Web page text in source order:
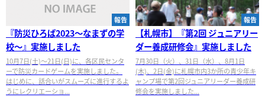
報告
『防災ひろば2023～なまずの学
校～』実施しました
10月7日(土)～21日(日)に、各区民センタ
ーで防災カードゲームを実施しました。
はじめに、話合いがスムーズに進行するよ
うにレクリエーショ...
報告
【札幌市】『第2回 ジュニアリー
ダー養成研修会』実施しました
7月30日（火）、31日（水）、8月1日
(木)、2日(金)に札幌市内3か所の青少年キ
ャンプ場で第2回ジュニアリーダー養成研
修会を実施しました...